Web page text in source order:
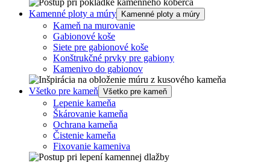
Kamenné ploty a múry Kamenné ploty a múry
Kameň na murovanie
Gabionové koše
Siete pre gabionové koše
Konštrukčné prvky pre gabiony
Kamenivo do gabionov
Všetko pre kameň Všetko pre kameň
Lepenie kameňa
Škárovanie kameňa
Ochrana kameňa
Čistenie kameňa
Fixovanie kameniva